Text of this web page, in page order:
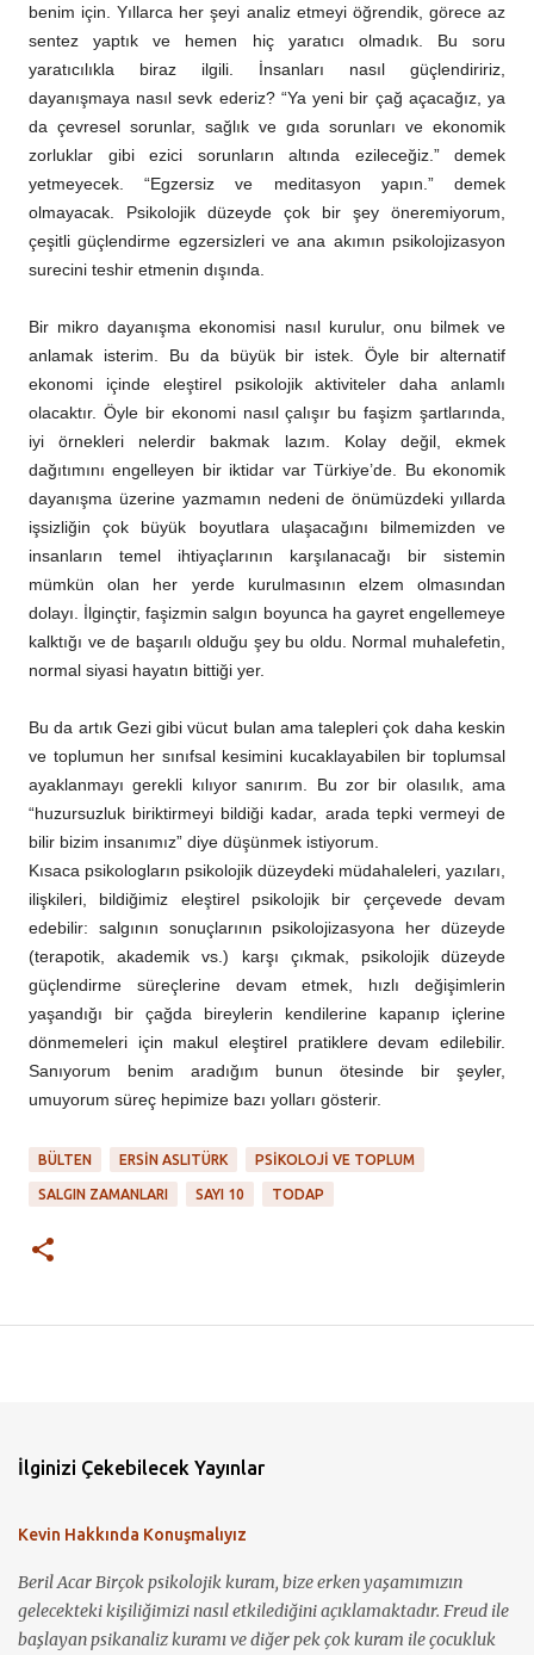
benim için. Yıllarca her şeyi analiz etmeyi öğrendik, görece az
sentez yaptık ve hemen hiç yaratıcı olmadık. Bu soru
yaratıcılıkla biraz ilgili. İnsanları nasıl güçlendiririz,
dayanışmaya nasıl sevk ederiz? “Ya yeni bir çağ açacağız, ya
da çevresel sorunlar, sağlık ve gıda sorunları ve ekonomik
zorluklar gibi ezici sorunların altında ezileceğiz.” demek
yetmeyecek. “Egzersiz ve meditasyon yapın.” demek
olmayacak. Psikolojik düzeyde çok bir şey öneremiyorum,
çeşitli güçlendirme egzersizleri ve ana akımın psikolojizasyon
surecini teshir etmenin dışında.
Bir mikro dayanışma ekonomisi nasıl kurulur, onu bilmek ve
anlamak isterim. Bu da büyük bir istek. Öyle bir alternatif
ekonomi içinde eleştirel psikolojik aktiviteler daha anlamlı
olacaktır. Öyle bir ekonomi nasıl çalışır bu faşizm şartlarında,
iyi örnekleri nelerdir bakmak lazım. Kolay değil, ekmek
dağıtımını engelleyen bir iktidar var Türkiye’de. Bu ekonomik
dayanışma üzerine yazmamın nedeni de önümüzdeki yıllarda
işsizliğin çok büyük boyutlara ulaşacağını bilmemizden ve
insanların temel ihtiyaçlarının karşılanacağı bir sistemin
mümkün olan her yerde kurulmasının elzem olmasından
dolayı. İlginçtir, faşizmin salgın boyunca ha gayret engellemeye
kalktığı ve de başarılı olduğu şey bu oldu. Normal muhalefetin,
normal siyasi hayatın bittiği yer.
Bu da artık Gezi gibi vücut bulan ama talepleri çok daha keskin
ve toplumun her sınıfsal kesimini kucaklayabilen bir toplumsal
ayaklanmayı gerekli kılıyor sanırım. Bu zor bir olasılık, ama
“huzursuzluk biriktirmeyi bildiği kadar, arada tepki vermeyi de
bilir bizim insanımız” diye düşünmek istiyorum.
Kısaca psikologların psikolojik düzeydeki müdahaleleri, yazıları,
ilişkileri, bildiğimiz eleştirel psikolojik bir çerçevede devam
edebilir: salgının sonuçlarının psikolojizasyona her düzeyde
(terapotik, akademik vs.) karşı çıkmak, psikolojik düzeyde
güçlendirme süreçlerine devam etmek, hızlı değişimlerin
yaşandığı bir çağda bireylerin kendilerine kapanıp içlerine
dönmemeleri için makul eleştirel pratiklere devam edilebilir.
Sanıyorum benim aradığım bunun ötesinde bir şeyler,
umuyorum süreç hepimize bazı yolları gösterir.
BÜLTEN ERSIN ASLITÜRK PSIKOLOJI VE TOPLUM
SALGIN ZAMANLARI SAYI 10 TODAP
İlginizi Çekebilecek Yayınlar
Kevin Hakkında Konuşmalıyız
Beril Acar Birçok psikolojik kuram, bize erken yaşamımızın
gelecekteki kişiliğimizi nasıl etkilediğini açıklamaktadır. Freud ile
başlayan psikanaliz kuramı ve diğer pek çok kuram ile çocukluk